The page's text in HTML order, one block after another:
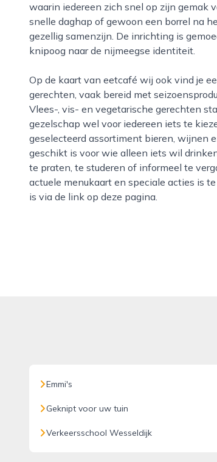
waarin iedereen zich snel op zijn gemak
snelle daghap of gewoon een borrel na
gezellig samenzijn. De inrichting is
knipoog naar de nijmeegse identiteit.
Op de kaart van eetcafé wij ook vind je een mix van klassieke caféfavorieten en eigentijdse
gerechten, vaak bereid met
Vlees-, vis- en vegetarische gerechten
gezelschap wel voor iedereen iets te
geselecteerd assortiment bieren, wijnen
geschikt is voor wie alleen iets wil
te praten, te studeren of informeel te
actuele menukaart en speciale acties is
is via de link op deze pagina.
Emmi's
Geknipt voor uw tuin
Verkeersschool Wesseldijk